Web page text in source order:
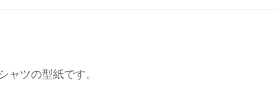
ャツの型紙です。